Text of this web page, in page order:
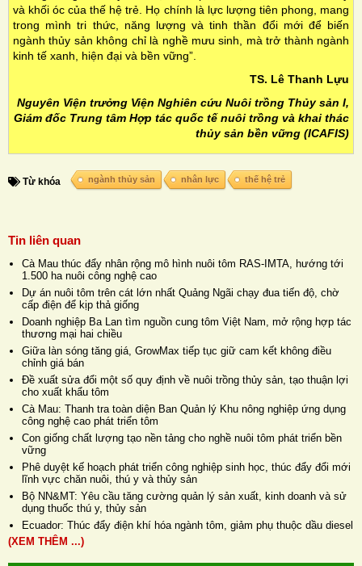
và khối óc của thế hệ trẻ. Họ chính là lực lượng tiên phong, mang
trong mình tri thức, năng lượng và tinh thần đổi mới để biến
ngành thủy sản không chỉ là nghề mưu sinh, mà trở thành ngành
kinh tế xanh, hiện đại và bền vững”.
TS. Lê Thanh Lựu
Nguyên Viện trưởng Viện Nghiên cứu Nuôi trồng Thủy sản I,
Giám đốc Trung tâm Hợp tác quốc tế nuôi trồng và khai thác
thủy sản bền vững (ICAFIS)
Từ khóa ngành thủy sản nhân lực thế hệ trẻ
Tin liên quan
Cà Mau thúc đẩy nhân rộng mô hình nuôi tôm RAS-IMTA, hướng tới
1.500 ha nuôi công nghệ cao
Dự án nuôi tôm trên cát lớn nhất Quảng Ngãi chạy đua tiến độ, chờ
cấp điện để kịp thả giống
Doanh nghiệp Ba Lan tìm nguồn cung tôm Việt Nam, mở rộng hợp tác
thương mại hai chiều
Giữa làn sóng tăng giá, GrowMax tiếp tục giữ cam kết không điều
chỉnh giá bán
Đề xuất sửa đổi một số quy định về nuôi trồng thủy sản, tạo thuận lợi
cho xuất khẩu tôm
Cà Mau: Thanh tra toàn diện Ban Quản lý Khu nông nghiệp ứng dụng
công nghệ cao phát triển tôm
Con giống chất lượng tạo nền tảng cho nghề nuôi tôm phát triển bền
vững
Phê duyệt kế hoạch phát triển công nghiệp sinh học, thúc đẩy đổi mới
lĩnh vực chăn nuôi, thú y và thủy sản
Bộ NN&MT: Yêu cầu tăng cường quản lý sản xuất, kinh doanh và sử
dụng thuốc thú y, thủy sản
Ecuador: Thúc đẩy điện khí hóa ngành tôm, giảm phụ thuộc dầu diesel
(XEM THÊM ...)